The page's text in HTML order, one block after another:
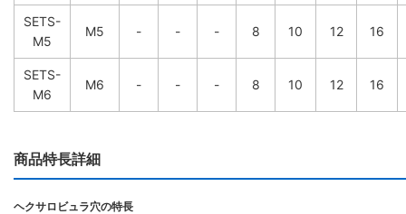
SETS-
M5
M5 - - - 8 10 12 16
SETS-
M6
M6 - - - 8 10 12 16
商品特長詳細
ヘクサロビュラ穴の特長